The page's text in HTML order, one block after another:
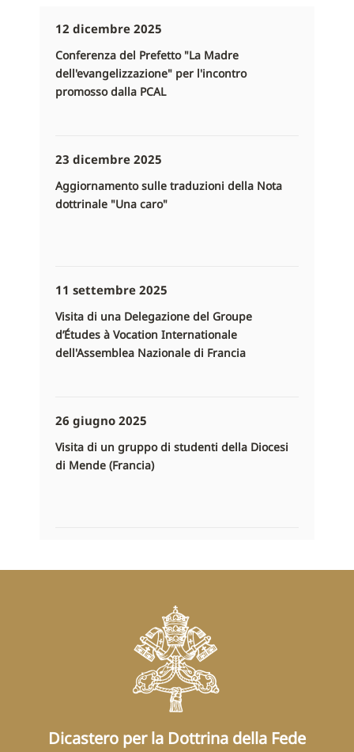
12 dicembre 2025
Conferenza del Prefetto "La Madre
dell'evangelizzazione" per l'incontro
promosso dalla PCAL
23 dicembre 2025
Aggiornamento sulle traduzioni della Nota
dottrinale "Una caro"
11 settembre 2025
Visita di una Delegazione del Groupe
d’Études à Vocation Internationale
dell'Assemblea Nazionale di Francia
26 giugno 2025
Visita di un gruppo di studenti della Diocesi
di Mende (Francia)
Dicastero per la Dottrina della Fede